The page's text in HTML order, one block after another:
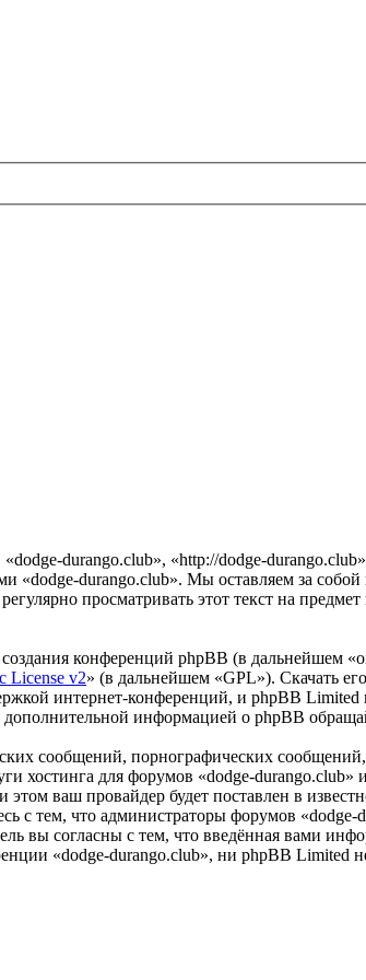
durango.club», «http://dodge-
«dodge-durango.club». Мы оставляем за
просматривать этот текст на
конференций phpBB (в дальнейшем
License v2» (в дальнейшем «GPL»). Скачать
интернет-конференций, и phpBB Limited
информацией о phpBB
сообщений, порнографических
хостинга для форумов «dodge-
ваш провайдер будет поставлен в
с тем, что администраторы форумов
вы согласны с тем, что введённая вами
«dodge-durango.club», ни phpBB Limited